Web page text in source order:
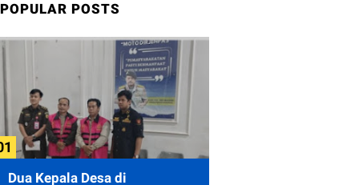
POPULAR POSTS
Dua Kepala Desa di